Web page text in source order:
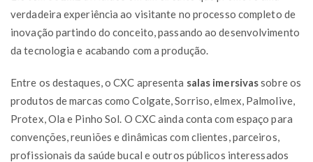
verdadeira experiência ao visitante no processo completo de
inovação partindo do conceito, passando ao desenvolvimento
da tecnologia e acabando com a produção.
Entre os destaques, o CXC apresenta salas imersivassobre os
produtos de marcas como Colgate, Sorriso, elmex, Palmolive,
Protex, Ola e Pinho Sol. O CXC ainda conta com espaço para
convenções, reuniões e dinâmicas com clientes, parceiros,
profissionais da saúde bucal e outros públicos interessados